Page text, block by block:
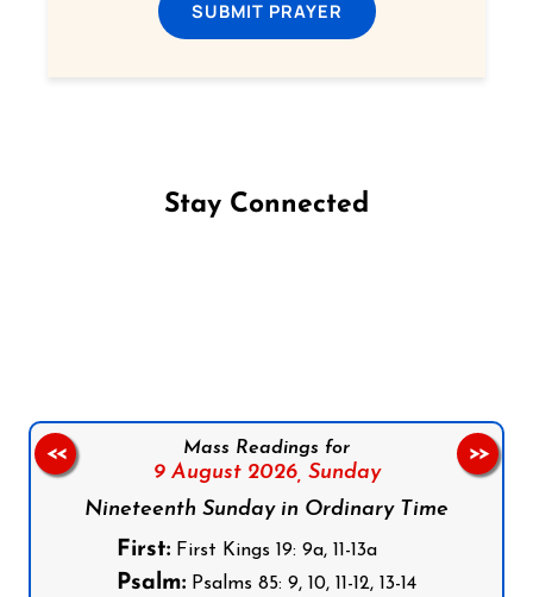
SUBMIT PRAYER
Stay Connected
Mass Readings for
9 August 2026, Sunday
Nineteenth Sunday in Ordinary Time
First: First Kings 19: 9a, 11-13a
Psalm: Psalms 85: 9, 10, 11-12, 13-14
<< >>